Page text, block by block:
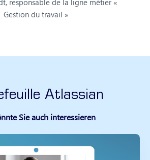
responsable de la ligne métier «
Gestion du travail »
Atlassian
Sie auch interessieren